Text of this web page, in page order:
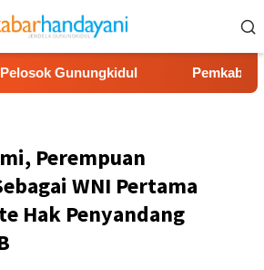
Pemkab Gunungkidul
Perempuan
WNI Pertama
Hak Penyandang